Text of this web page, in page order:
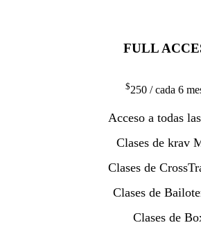
FULL
$250 / cada 6
Acceso a todas
Clases de krav
Clases de
Clases de
Clases de